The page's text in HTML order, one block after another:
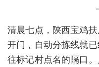
清晨七点，陕西宝鸡
开门，自动分拣线就
往标记村点名的隔口